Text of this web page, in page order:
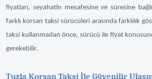
fiyatları, seyahatin mesafesine ve süresine
farklı korsan taksi sürücüleri arasında farklılık
taksi kullanmadan önce, sürücü ile fiyat
gerekebilir.
Tuzla Korsan Taksi İle Güvenilir